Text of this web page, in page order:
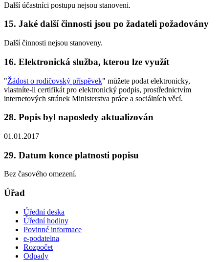
Další účastníci postupu nejsou stanoveni.
15. Jaké další činnosti jsou po žadateli požadovány
Další činnosti nejsou stanoveny.
16. Elektronická služba, kterou lze využít
"Žádost o rodičovský příspěvek" můžete podat elektronicky,
vlastníte-li certifikát pro elektronický podpis, prostřednictvím
internetových stránek Ministerstva práce a sociálních věcí.
28. Popis byl naposledy aktualizován
01.01.2017
29. Datum konce platnosti popisu
Bez časového omezení.
Úřad
Úřední deska
Úřední hodiny
Povinné informace
e-podatelna
Rozpočet
Odpady